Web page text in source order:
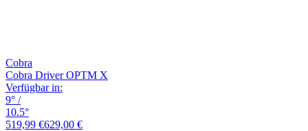
Cobra
Cobra Driver OPTM X
Verfügbar in:
9° /
10.5°
519,99 €629,00 €